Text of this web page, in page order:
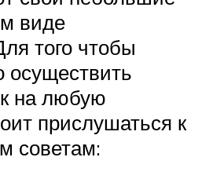
виде
того чтобы
осуществить
на любую
прислушаться к
советам: